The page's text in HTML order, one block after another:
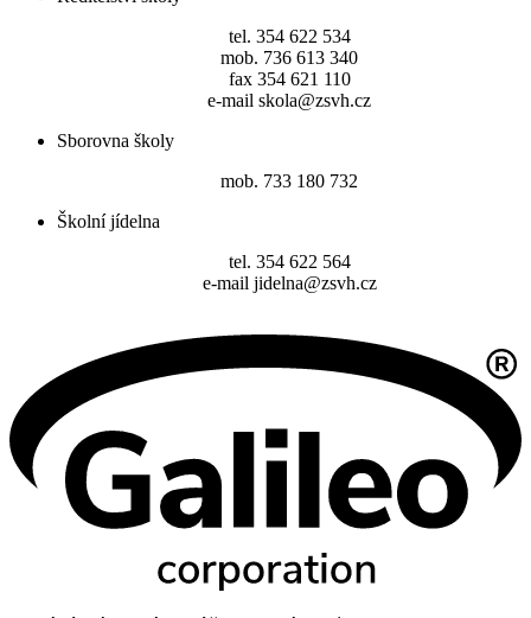
tel. 354 622 534
mob. 736 613 340
fax 354 621 110
e-mail skola@zsvh.cz
Sborovna školy
mob. 733 180 732
Školní jídelna
tel. 354 622 564
e-mail jidelna@zsvh.cz